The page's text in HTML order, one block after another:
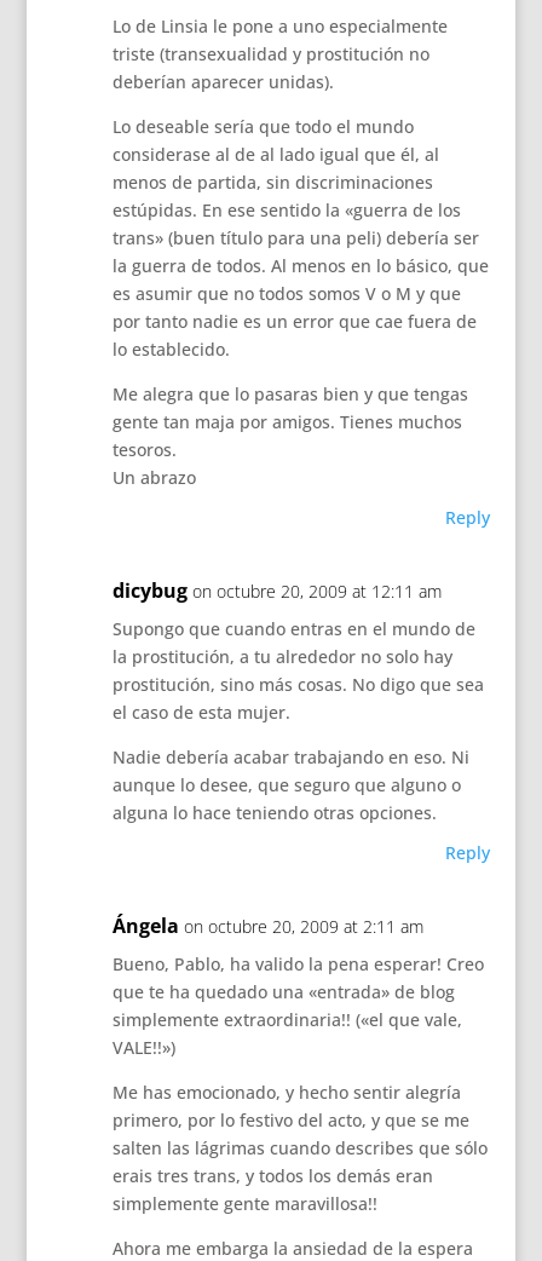
Lo de Linsia le pone a uno especialmente
triste (transexualidad y prostitución no
deberían aparecer unidas).
Lo deseable sería que todo el mundo
considerase al de al lado igual que él, al
menos de partida, sin discriminaciones
estúpidas. En ese sentido la «guerra de los
trans» (buen título para una peli) debería ser
la guerra de todos. Al menos en lo básico, que
es asumir que no todos somos V o M y que
por tanto nadie es un error que cae fuera de
lo establecido.
Me alegra que lo pasaras bien y que tengas
gente tan maja por amigos. Tienes muchos
tesoros.
Un abrazo
Reply
dicybug on octubre 20, 2009 at 12:11 am
Supongo que cuando entras en el mundo de
la prostitución, a tu alrededor no solo hay
prostitución, sino más cosas. No digo que sea
el caso de esta mujer.
Nadie debería acabar trabajando en eso. Ni
aunque lo desee, que seguro que alguno o
alguna lo hace teniendo otras opciones.
Reply
Ángela on octubre 20, 2009 at 2:11 am
Bueno, Pablo, ha valido la pena esperar! Creo
que te ha quedado una «entrada» de blog
simplemente extraordinaria!! («el que vale,
VALE!!»)
Me has emocionado, y hecho sentir alegría
primero, por lo festivo del acto, y que se me
salten las lágrimas cuando describes que sólo
erais tres trans, y todos los demás eran
simplemente gente maravillosa!!
Ahora me embarga la ansiedad de la espera